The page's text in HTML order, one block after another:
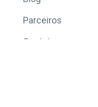
Parceiros
Contato